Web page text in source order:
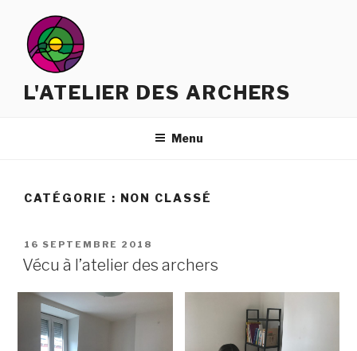
contenu
principal
L'ATELIER DES ARCHERS
Menu
CATÉGORIE : NON CLASSÉ
PUBLIÉ
LE
16 SEPTEMBRE 2018
Vécu à l’atelier des archers